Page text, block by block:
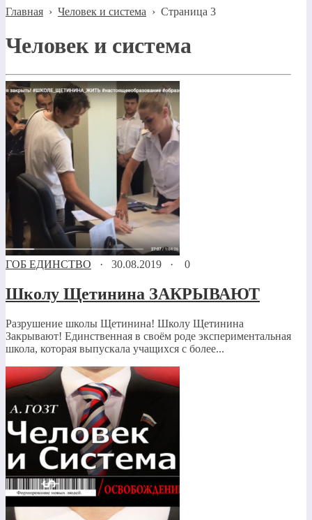
Главная › Человек и система › Страница 3
Человек и система
ГОБ ЕДИНСТВО · 30.08.2019 · 0
Школу Щетинина ЗАКРЫВАЮТ
Разрушение школы Щетинина! Школу Щетинина
Закрывают! Единственная в своём роде экспериментальная
школа, которая выпускала учащихся с более...